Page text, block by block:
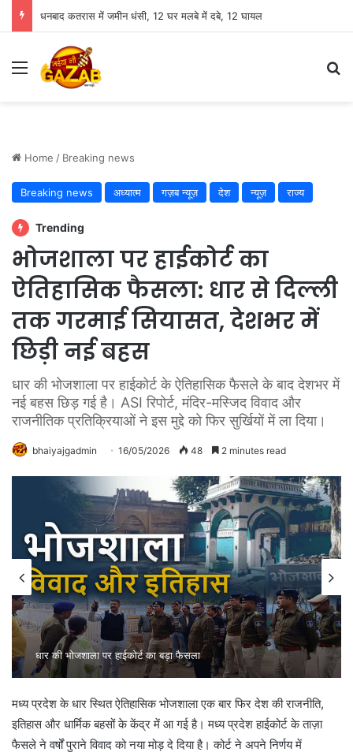
धनबाद कतरास में जमीन धंसी, 12 घर मलबे में दबे, 12 घायल
Menu
Home / Breaking news
Breaking news अध्यात्म गज़ब न्यूज़ देश न्यूज़ राज्य
Trending
भोजशाला पर हाईकोर्ट का
ऐतिहासिक फैसला: धार से दिल्ली
तक गरमाई सियासत, देशभर में
छिड़ी नई बहस
धार की भोजशाला पर हाईकोर्ट के ऐतिहासिक फैसले के बाद देशभर में
नई बहस छिड़ गई है। ASI रिपोर्ट, मंदिर-मस्जिद विवाद और
राजनीतिक प्रतिक्रियाओं ने इस मुद्दे को फिर सुर्खियों में ला दिया।
bhaiyajgadmin 16/05/2026 48 2 minutes read
धार की भोजशाला पर हाईकोर्ट का बड़ा फैसला
मध्य प्रदेश के धार स्थित ऐतिहासिक भोजशाला एक बार फिर देश की राजनीति,
इतिहास और धार्मिक बहसों के केंद्र में आ गई है। मध्य प्रदेश हाईकोर्ट के ताज़ा
फैसले ने वर्षों पुराने विवाद को नया मोड़ दे दिया है। कोर्ट ने अपने निर्णय में